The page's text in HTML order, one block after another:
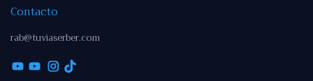
Contacto
rab@tuviaserber.com